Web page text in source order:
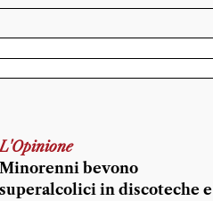
L'Opinione
Minorenni bevono
superalcolici in discoteche e